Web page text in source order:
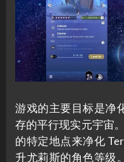
游戏的主要目标是净
存的平行现实元宇宙
的特定地点来净化
升尤莉斯的角色等级